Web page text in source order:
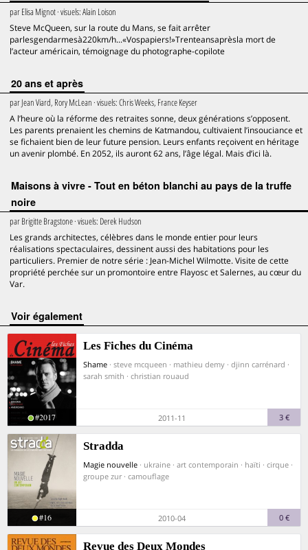
parElisa Mignot· visuels:Alain Loison
Steve McQueen, sur la route du Mans, se fait arrêter
parlesgendarmesà220km/h...«Vospapiers!»Trenteansaprèsla mort de
l’acteur américain, témoignage du photographe-copilote
20 ans et après
parJean Viard, Rory McLean · visuels:Chris Weeks, France Keyser
A l’heure où la réforme des retraites sonne, deux générations s’opposent.
Les parents prenaient les chemins de Katmandou, cultivaient l’insouciance et
se fichaient bien de leur future pension. Leurs enfants reçoivent en héritage
un avenir plombé. En 2052, ils auront 62 ans, l’âge légal. Mais d’ici là.
Maisons à vivre - Tout en béton blanchi au pays de la truffe
noire
parBrigitte Bragstone· visuels: Derek Hudson
Les grands architectes, célèbres dans le monde entier pour leurs
réalisations spectaculaires, dessinent aussi des habitations pour les
particuliers. Premier de notre série : Jean-Michel Wilmotte. Visite de cette
propriété perchée sur un promontoire entre Flayosc et Salernes, au cœur du
Var.
voir également
Les Fiches du Cinéma
Shame · steve mcqueen · mathieu demy · djinn carrénard ·
sarah smith · christian rouaud
#2017 2011-11 3 €
Stradda
Magie nouvelle · ukraine · art contemporain · haïti · cirque ·
groupe zur · camouflage
#16 2010-04 0 €
Revue des Deux Mondes